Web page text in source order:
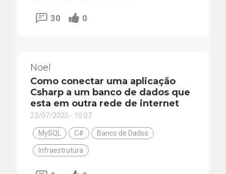
30 0
Noel
Como conectar uma aplicação
Csharp a um banco de dados que
esta em outra rede de internet
23/07/2020 - 10:07
MySQL C# Banco de Dados
Infraestrutura